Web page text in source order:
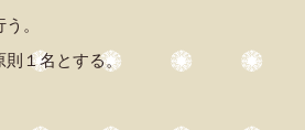
。
則１名とする。